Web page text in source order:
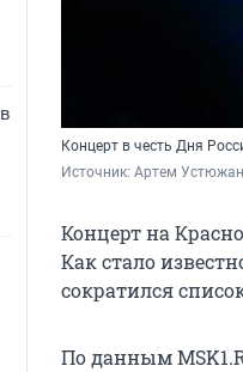
Концерт в честь Дня
Источник: Артем
Концерт на
Как стало
сократился
По данным